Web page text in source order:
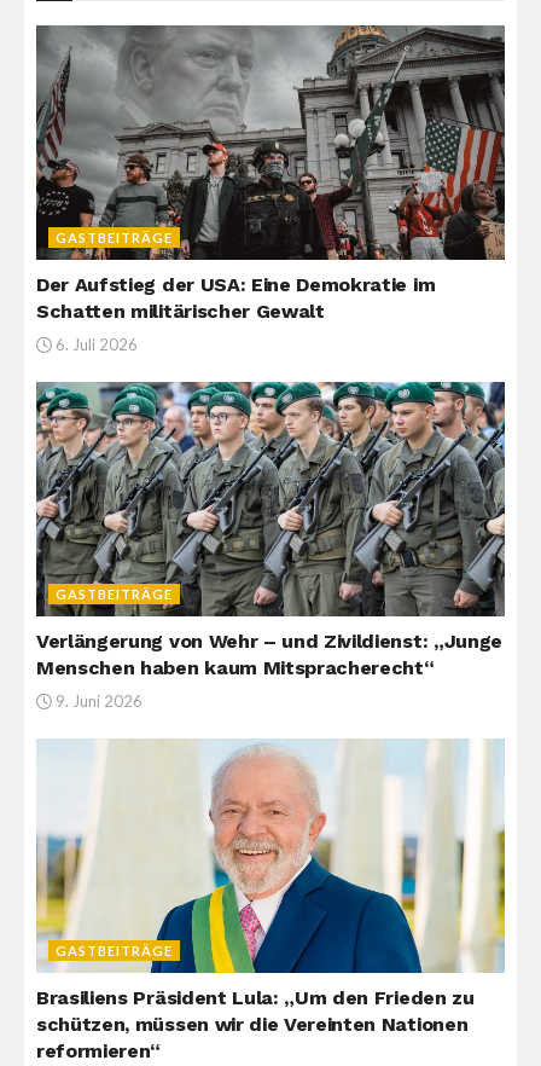
GASTBEITRÄGE
Der Aufstieg der USA: Eine Demokratie im
Schatten militärischer Gewalt
6. Juli 2026
GASTBEITRÄGE
Verlängerung von Wehr – und Zivildienst: „Junge
Menschen haben kaum Mitspracherecht“
9. Juni 2026
GASTBEITRÄGE
Brasiliens Präsident Lula: „Um den Frieden zu
schützen, müssen wir die Vereinten Nationen
reformieren“